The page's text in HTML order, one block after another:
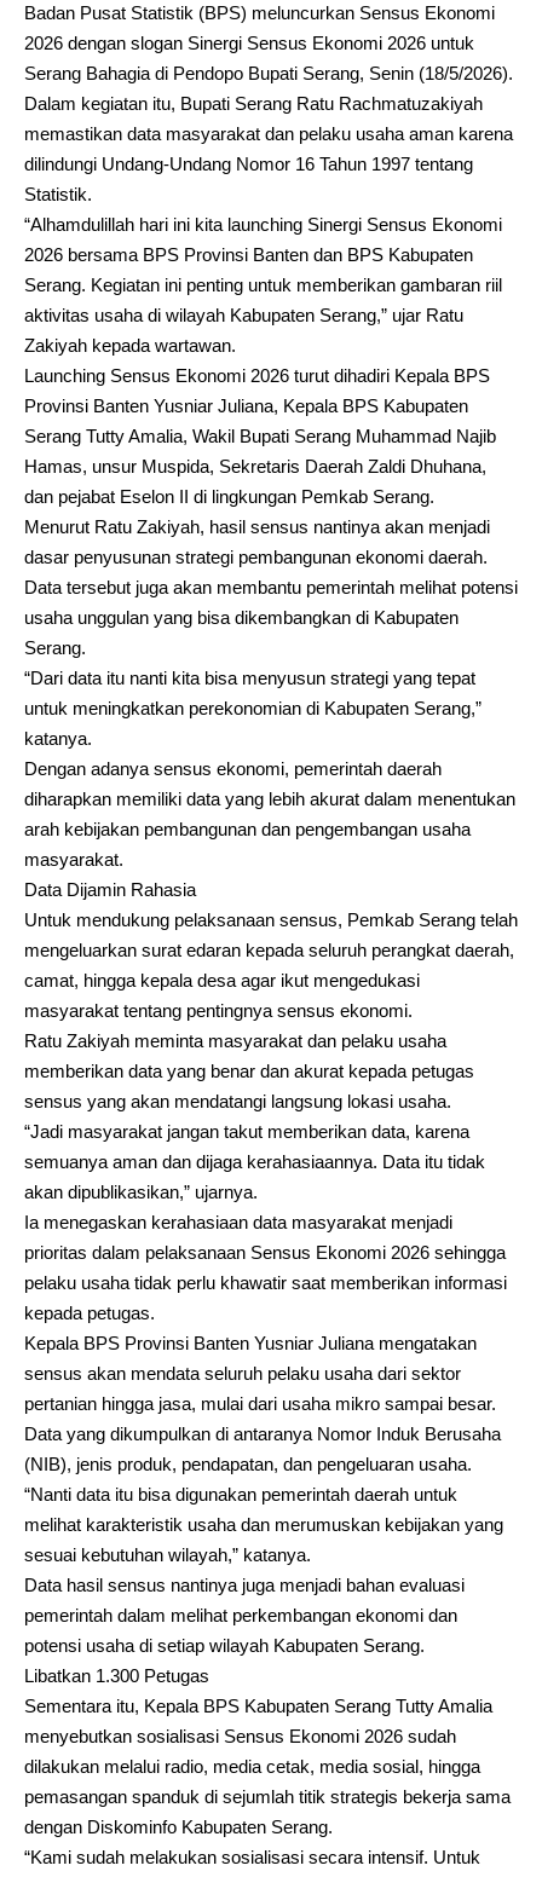
Badan Pusat Statistik (BPS) meluncurkan Sensus Ekonomi
2026 dengan slogan Sinergi Sensus Ekonomi 2026 untuk
Serang Bahagia di Pendopo Bupati Serang, Senin (18/5/2026).
Dalam kegiatan itu, Bupati Serang Ratu Rachmatuzakiyah
memastikan data masyarakat dan pelaku usaha aman karena
dilindungi Undang-Undang Nomor 16 Tahun 1997 tentang
Statistik.
“Alhamdulillah hari ini kita launching Sinergi Sensus Ekonomi
2026 bersama BPS Provinsi Banten dan BPS Kabupaten
Serang. Kegiatan ini penting untuk memberikan gambaran riil
aktivitas usaha di wilayah Kabupaten Serang,” ujar Ratu
Zakiyah kepada wartawan.
Launching Sensus Ekonomi 2026 turut dihadiri Kepala BPS
Provinsi Banten Yusniar Juliana, Kepala BPS Kabupaten
Serang Tutty Amalia, Wakil Bupati Serang Muhammad Najib
Hamas, unsur Muspida, Sekretaris Daerah Zaldi Dhuhana,
dan pejabat Eselon II di lingkungan Pemkab Serang.
Menurut Ratu Zakiyah, hasil sensus nantinya akan menjadi
dasar penyusunan strategi pembangunan ekonomi daerah.
Data tersebut juga akan membantu pemerintah melihat potensi
usaha unggulan yang bisa dikembangkan di Kabupaten
Serang.
“Dari data itu nanti kita bisa menyusun strategi yang tepat
untuk meningkatkan perekonomian di Kabupaten Serang,”
katanya.
Dengan adanya sensus ekonomi, pemerintah daerah
diharapkan memiliki data yang lebih akurat dalam menentukan
arah kebijakan pembangunan dan pengembangan usaha
masyarakat.
Data Dijamin Rahasia
Untuk mendukung pelaksanaan sensus, Pemkab Serang telah
mengeluarkan surat edaran kepada seluruh perangkat daerah,
camat, hingga kepala desa agar ikut mengedukasi
masyarakat tentang pentingnya sensus ekonomi.
Ratu Zakiyah meminta masyarakat dan pelaku usaha
memberikan data yang benar dan akurat kepada petugas
sensus yang akan mendatangi langsung lokasi usaha.
“Jadi masyarakat jangan takut memberikan data, karena
semuanya aman dan dijaga kerahasiaannya. Data itu tidak
akan dipublikasikan,” ujarnya.
Ia menegaskan kerahasiaan data masyarakat menjadi
prioritas dalam pelaksanaan Sensus Ekonomi 2026 sehingga
pelaku usaha tidak perlu khawatir saat memberikan informasi
kepada petugas.
Kepala BPS Provinsi Banten Yusniar Juliana mengatakan
sensus akan mendata seluruh pelaku usaha dari sektor
pertanian hingga jasa, mulai dari usaha mikro sampai besar.
Data yang dikumpulkan di antaranya Nomor Induk Berusaha
(NIB), jenis produk, pendapatan, dan pengeluaran usaha.
“Nanti data itu bisa digunakan pemerintah daerah untuk
melihat karakteristik usaha dan merumuskan kebijakan yang
sesuai kebutuhan wilayah,” katanya.
Data hasil sensus nantinya juga menjadi bahan evaluasi
pemerintah dalam melihat perkembangan ekonomi dan
potensi usaha di setiap wilayah Kabupaten Serang.
Libatkan 1.300 Petugas
Sementara itu, Kepala BPS Kabupaten Serang Tutty Amalia
menyebutkan sosialisasi Sensus Ekonomi 2026 sudah
dilakukan melalui radio, media cetak, media sosial, hingga
pemasangan spanduk di sejumlah titik strategis bekerja sama
dengan Diskominfo Kabupaten Serang.
“Kami sudah melakukan sosialisasi secara intensif. Untuk